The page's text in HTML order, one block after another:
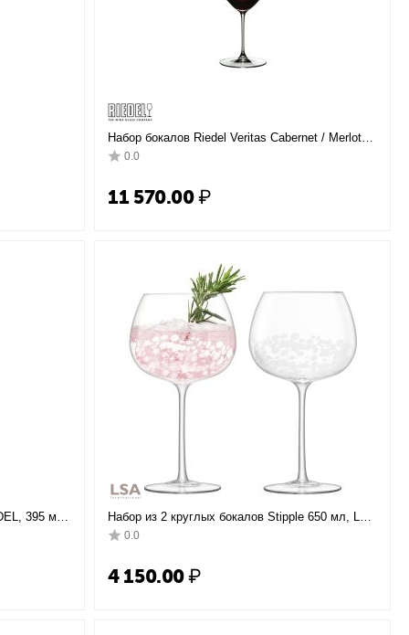
мл, 23
Набор бокалов Riedel Veritas Cabernet / Merlot, 2
шт., 625 мл, 6449/0, Riedel
0.0
11 570.00₽
395 мл,
Riedel
Набор из 2 круглых бокалов Stipple 650 мл, LSA
International
0.0
4 150.00₽